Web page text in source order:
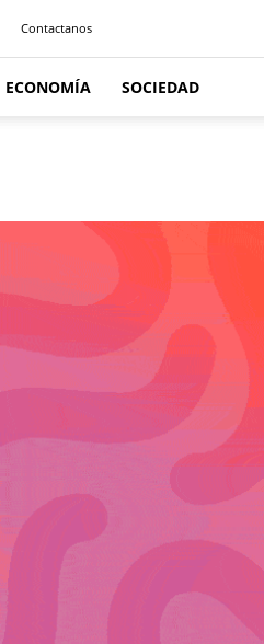
Contactanos
ECONOMÍA SOCIEDAD